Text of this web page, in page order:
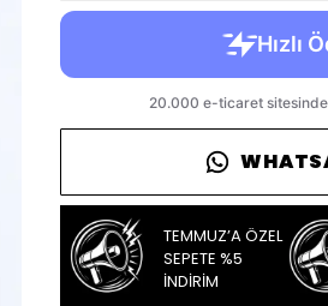
TEMMUZ’A ÖZEL
SEPETE %5
İNDİRİM